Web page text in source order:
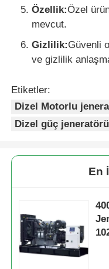
Özellik:Özel
mevcut.
Gizlilik:Güvenli
ve gizlilik
Etiketler:
Dizel Motorlu
Dizel güç
En